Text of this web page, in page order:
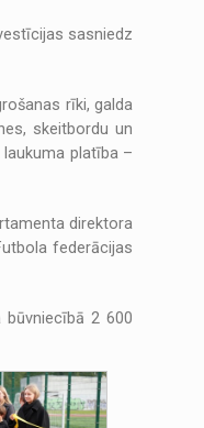
sasniedz
rīki, galda
skeitbordu un
platība –
direktora
federācijas
būvniecībā 2 600